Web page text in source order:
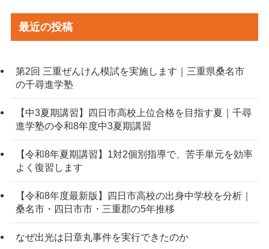
最近の投稿
第2回 三重ぜんけん模試を実施します｜三重県桑名市
の千尋進学塾
【中3夏期講習】四日市高校上位合格を目指す夏｜千尋
進学塾の令和8年度中3夏期講習
【令和8年夏期講習】1対2個別指導で、苦手単元を効率
よく復習します
【令和8年度最新版】四日市高校の出身中学校を分析｜
桑名市・四日市市・三重郡の5年推移
なぜ出光は日章丸事件を実行できたのか